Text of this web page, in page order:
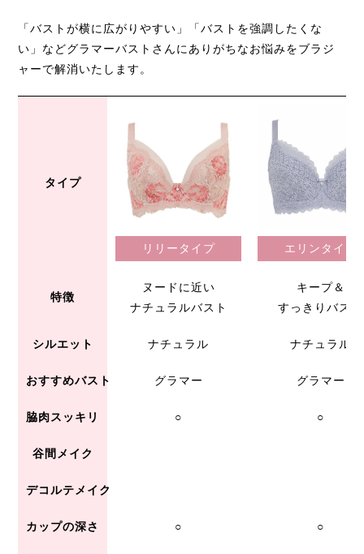
「バストが横に広がりやすい」「バストを強調したくな
い」などグラマーバストさんにありがちなお悩みをブラジ
ャーで解消いたします。
タイプ
リリータイプ エリンタイプ
特徴
ヌードに近い
ナチュラルバスト
キープ＆
すっきりバスト
シルエット ナチュラル ナチュラル
おすすめバスト グラマー グラマー
脇肉スッキリ ○ ○
谷間メイク
デコルテメイク
カップの深さ ○ ○